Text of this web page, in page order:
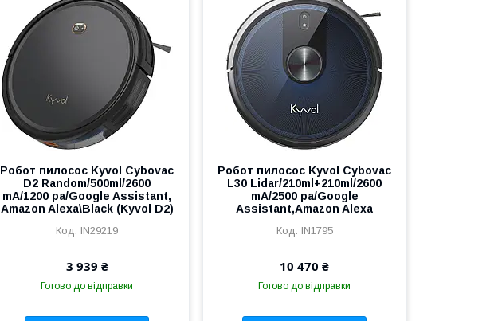
Робот пилосос Kyvol Cybovac
D2 Random/500ml/2600
mA/1200 pa/Google Assistant,
Amazon Alexa\Black (Kyvol D2)
IN29219
3 939 ₴
Готово до відправки
Робот пилосос Kyvol Cybovac
L30 Lidar/210ml+210ml/2600
mA/2500 pa/Google
Assistant,Amazon Alexa
IN1795
10 470 ₴
Готово до відправки